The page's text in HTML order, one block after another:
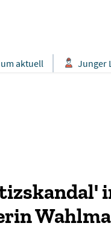
aktuell Junger